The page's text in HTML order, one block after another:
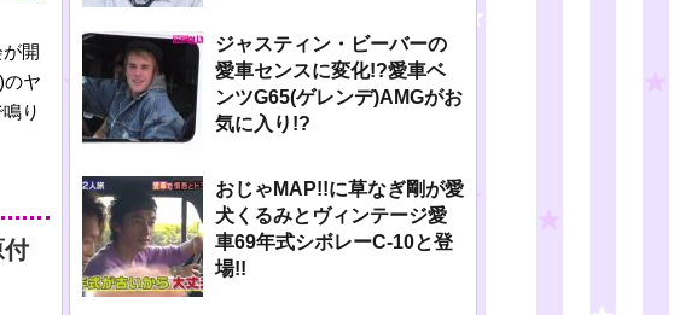
開
ヤ
り
付
ジャスティン・ビーバーの
愛車センスに変化!?愛車ベ
ンツG65(ゲレンデ)AMGがお
気に入り!?
おじゃMAP!!に草なぎ剛が愛
犬くるみとヴィンテージ愛
車69年式シボレーC-10と登
場!!